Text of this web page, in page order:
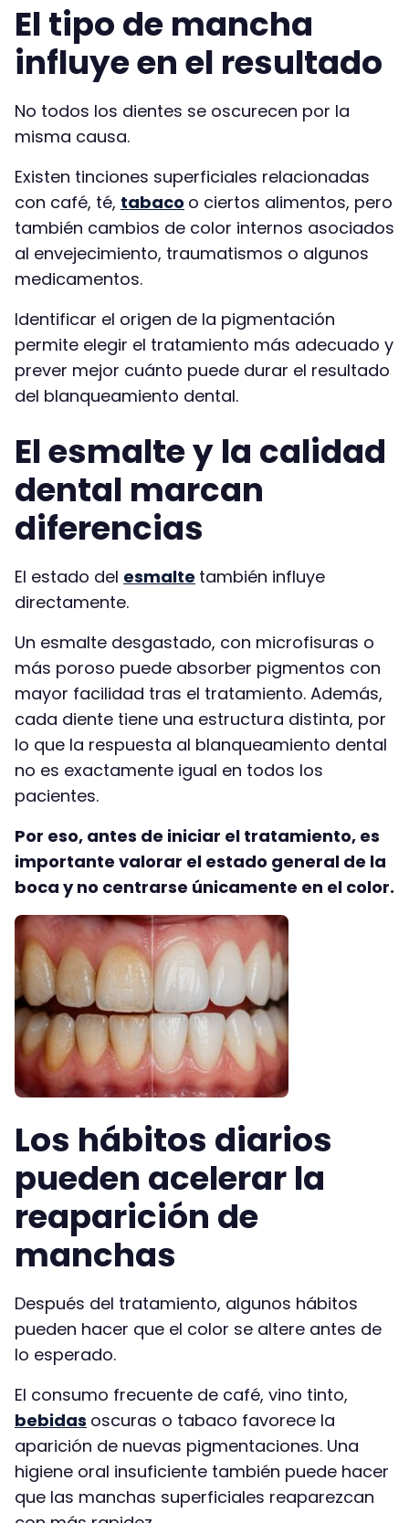
El tipo de mancha
influye en el resultado
No todos los dientes se oscurecen por la
misma causa.
Existen tinciones superficiales relacionadas
con café, té, tabaco o ciertos alimentos, pero
también cambios de color internos asociados
al envejecimiento, traumatismos o algunos
medicamentos.
Identificar el origen de la pigmentación
permite elegir el tratamiento más adecuado y
prever mejor cuánto puede durar el resultado
del blanqueamiento dental.
El esmalte y la calidad
dental marcan
diferencias
El estado del esmalte también influye
directamente.
Un esmalte desgastado, con microfisuras o
más poroso puede absorber pigmentos con
mayor facilidad tras el tratamiento. Además,
cada diente tiene una estructura distinta, por
lo que la respuesta al blanqueamiento dental
no es exactamente igual en todos los
pacientes.
Por eso, antes de iniciar el tratamiento, es
importante valorar el estado general de la
boca y no centrarse únicamente en el color.
Los hábitos diarios
pueden acelerar la
reaparición de
manchas
Después del tratamiento, algunos hábitos
pueden hacer que el color se altere antes de
lo esperado.
El consumo frecuente de café, vino tinto,
bebidas oscuras o tabaco favorece la
aparición de nuevas pigmentaciones. Una
higiene oral insuficiente también puede hacer
que las manchas superficiales reaparezcan